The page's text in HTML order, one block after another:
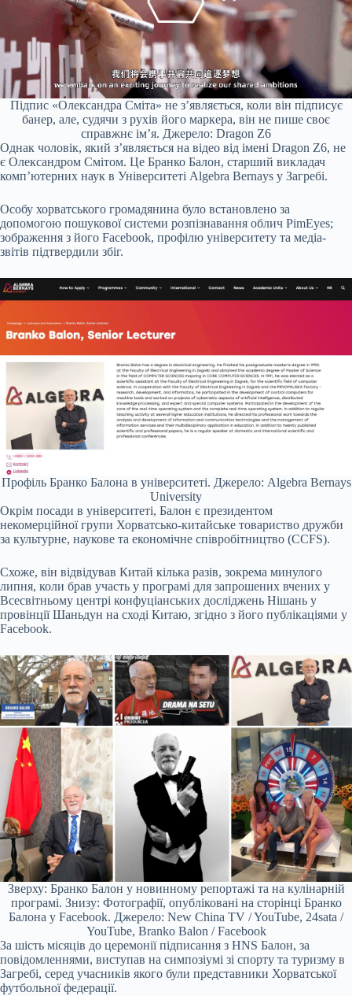
Підпис «Олександра Сміта» не з’являється, коли він підписує
банер, але, судячи з рухів його маркера, він не пише своє
справжнє ім’я. Джерело: Dragon Z6
Однак чоловік, який з’являється на відео від імені Dragon Z6, не
є Олександром Смітом. Це Бранко Балон, старший викладач
комп’ютерних наук в Університеті Algebra Bernays у Загребі.
Особу хорватського громадянина було встановлено за
допомогою пошукової системи розпізнавання облич PimEyes;
зображення з його Facebook, профілю університету та медіа-
звітів підтвердили збіг.
Профіль Бранко Балона в університеті. Джерело: Algebra Bernays
University
Окрім посади в університеті, Балон є президентом
некомерційної групи Хорватсько-китайське товариство дружби
за культурне, наукове та економічне співробітництво (CCFS).
Схоже, він відвідував Китай кілька разів, зокрема минулого
липня, коли брав участь у програмі для запрошених вчених у
Всесвітньому центрі конфуціанських досліджень Нішань у
провінції Шаньдун на сході Китаю, згідно з його публікаціями у
Facebook.
Зверху: Бранко Балон у новинному репортажі та на кулінарній
програмі. Знизу: Фотографії, опубліковані на сторінці Бранко
Балона у Facebook. Джерело: New China TV / YouTube, 24sata /
YouTube, Branko Balon / Facebook
За шість місяців до церемонії підписання з HNS Балон, за
повідомленнями, виступав на симпозіумі зі спорту та туризму в
Загребі, серед учасників якого були представники Хорватської
футбольної федерації.